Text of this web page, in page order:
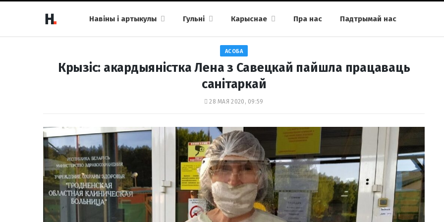
Навіны і артыкулы Гульні Карыснае Пра нас Падтрымай нас
АСОБА
Крызіс: акардыяністка Лена з Савецкай пайшла працаваць
санітаркай
28 МАЯ 2020, 09:59